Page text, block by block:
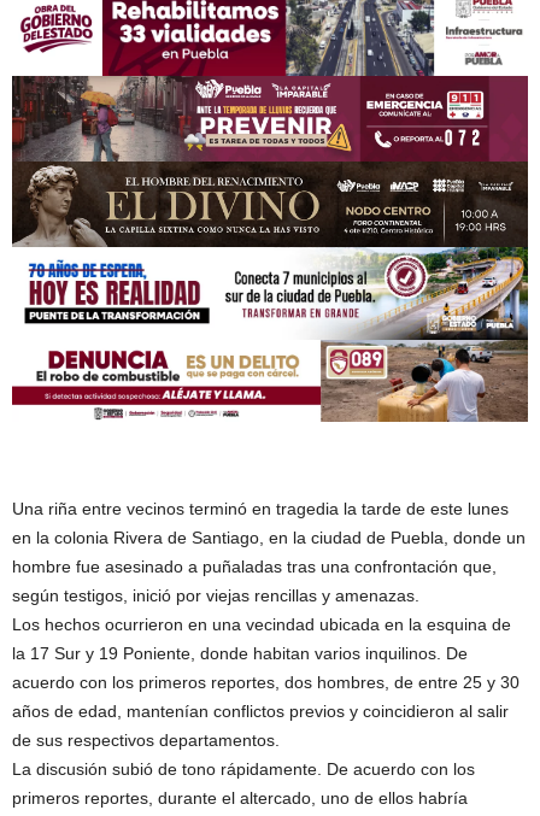
Una riña entre vecinos terminó en tragedia la tarde de este lunes
en la colonia Rivera de Santiago, en la ciudad de Puebla, donde un
hombre fue asesinado a puñaladas tras una confrontación que,
según testigos, inició por viejas rencillas y amenazas.
Los hechos ocurrieron en una vecindad ubicada en la esquina de
la 17 Sur y 19 Poniente, donde habitan varios inquilinos. De
acuerdo con los primeros reportes, dos hombres, de entre 25 y 30
años de edad, mantenían conflictos previos y coincidieron al salir
de sus respectivos departamentos.
La discusión subió de tono rápidamente. De acuerdo con los
primeros reportes, durante el altercado, uno de ellos habría